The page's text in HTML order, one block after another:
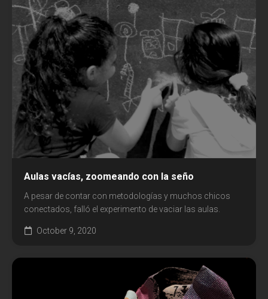
Aulas vacías, zoomeando con la seño
A pesar de contar con metodologías y muchos chicos
conectados, falló el experimento de vaciar las aulas.
October 9, 2020